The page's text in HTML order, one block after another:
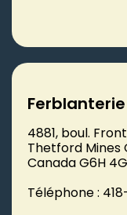
4881, boul.
Thetford Mines
Canada G6H
Téléphone :